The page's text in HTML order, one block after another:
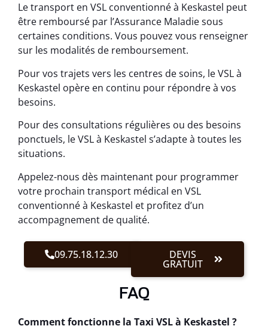
Le transport en VSL conventionné à Keskastel peut
être remboursé par l’Assurance Maladie sous
certaines conditions. Vous pouvez vous renseigner
sur les modalités de remboursement.
Pour vos trajets vers les centres de soins, le VSL à
Keskastel opère en continu pour répondre à vos
besoins.
Pour des consultations régulières ou des besoins
ponctuels, le VSL à Keskastel s’adapte à toutes les
situations.
Appelez-nous dès maintenant pour programmer
votre prochain transport médical en VSL
conventionné à Keskastel et profitez d’un
accompagnement de qualité.
09.75.18.12.30 DEVIS
GRATUIT
FAQ
Comment fonctionne la Taxi VSL à Keskastel ?